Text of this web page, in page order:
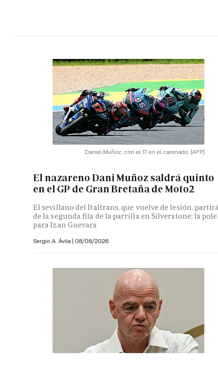
Daniel Muñoz, con el 17 en el carenado. (AFP)
El nazareno Dani Muñoz saldrá quinto
en el GP de Gran Bretaña de Moto2
El sevillano del Italtrans, que vuelve de lesión,
de la segunda fila de la parrilla en Silverstone; la
para Izan Guevara
Sergio A. Ávila | 08/08/2026